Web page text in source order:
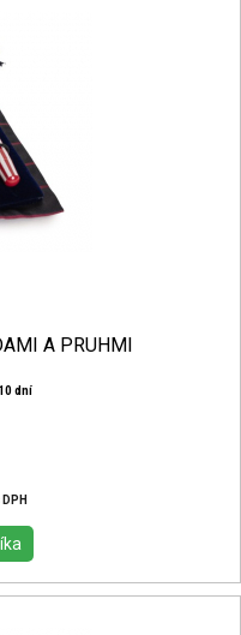
A PRUHMI
dní
DPH